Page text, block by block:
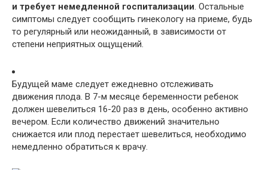
и требует немедленной госпитализации. Остальные
симптомы следует сообщить гинекологу на приеме, будь
то регулярный или неожиданный, в зависимости от
степени неприятных ощущений.
Будущей маме следует ежедневно отслеживать
движения плода. В 7-м месяце беременности ребенок
должен шевелиться 16-20 раз в день, особенно активно
вечером. Если количество движений значительно
снижается или плод перестает шевелиться, необходимо
немедленно обратиться к врачу.